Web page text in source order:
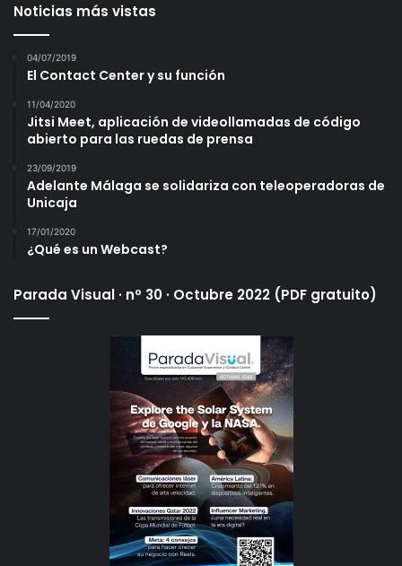
Noticias más vistas
04/07/2019
El Contact Center y su función
11/04/2020
Jitsi Meet, aplicación de videollamadas de código
abierto para las ruedas de prensa
23/09/2019
Adelante Málaga se solidariza con teleoperadoras de
Unicaja
17/01/2020
¿Qué es un Webcast?
Parada Visual · nº 30 · Octubre 2022 (PDF gratuito)